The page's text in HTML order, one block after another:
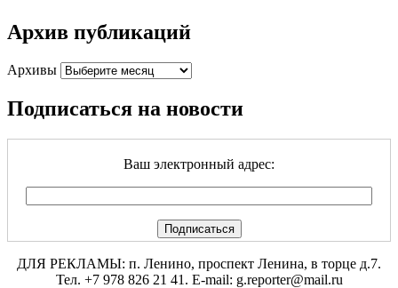
Архив публикаций
Архивы
Подписаться на новости
Ваш электронный адрес:
ДЛЯ РЕКЛАМЫ: п. Ленино, проспект Ленина, в торце д.7.
Тел. +7 978 826 21 41. E-mail: g.reporter@mail.ru